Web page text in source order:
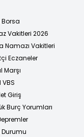
Borsa
Vakitleri 2026
Namazı Vakitleri
Eczaneler
Marşı
VBS
Giriş
Burç Yorumları